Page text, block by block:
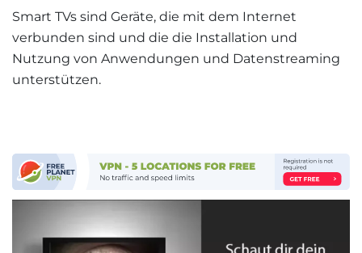
Smart TVs sind Geräte, die mit dem Internet
verbunden sind und die die Installation und
Nutzung von Anwendungen und Datenstreaming
unterstützen.